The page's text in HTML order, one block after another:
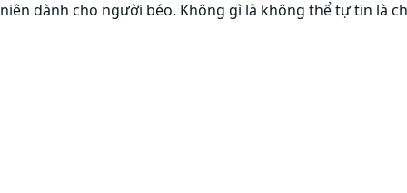
niên dành cho người béo. Không gì là không thể tự tin là